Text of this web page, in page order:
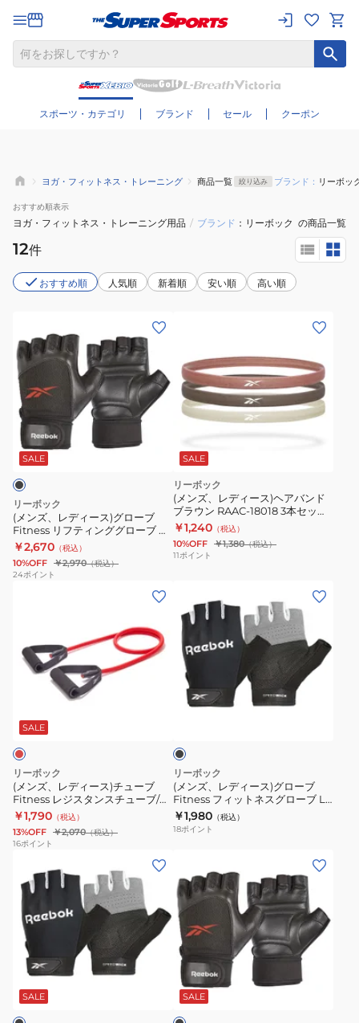
スポーツ・カテゴリ ブランド セール クーポン
さらに絞り込む
ヨガ・フィットネス・トレーニング 商品一覧 絞り込み ブランド： リーボッ
おすすめ順表示
ヨガ・フィットネス・トレーニング用品 / ブランド リーボック の商品一覧
12件
おすすめ順 人気順 新着順 安い順 高い順
ン
ズ、
レ
デ
ィ
ー
ス)
グ
ロ
ー
ブ
Fitness
リ
ン
ー
ブ
M
サ
イ
ズ
黒
19cm
RAGB-
15614
ニ
ン
SALE
リーボック
(メンズ、レディース)グローブ
Fitness リフティンググローブ M
サイズ 黒 18-19cm RAGB-15614
トレーニンググローブ 滑り止め
￥2,670 （税込）
10%OFF ￥2,970（税込）
24ポイント
SALE
リーボック
(メンズ、レディース)ヘアバンド
ブラウン RAAC-18018 3本セット
スポーツヘアバンド ヘッドバンド
汗止め スポーツ 細め
￥1,240 （税込）
10%OFF ￥1,380（税込）
11ポイント
レ
ス)
チ
ュ
ー
ブ
Fitness
レ
ス
タ
ン
ー
ブ/
SALE
リーボック
(メンズ、レディース)チューブ
Fitness レジスタンスチューブ/ミ
ディアム 赤 RATB-11041 10kg 筋
トレ エクササイズ フィットネス
￥1,790 （税込）
13%OFF ￥2,070（税込）
16ポイント
ズ、
レ
グ
ロ
ー
ブ
Fitness
ッ
ト
ネ
ス
グ
ロ
ー
ブ
リーボック
(メンズ、レディース)グローブ
Fitness フィットネスグローブ LL
サイズ 黒 20-21.5cm RAGB-
14516 トレーニンググローブ 滑り
止め
￥1,980 （税込）
18ポイント
ズ、
レ
ス)
グ
SALE
ン
ズ、
レ
デ
ィ
ー
ス)
グ
SALE
ブ